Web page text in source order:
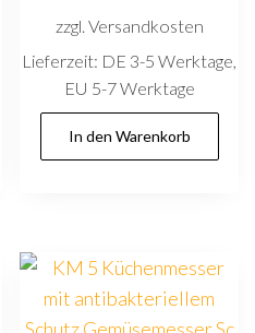
zzgl. Versandkosten
Lieferzeit: DE 3-5 Werktage,
EU 5-7 Werktage
In den Warenkorb